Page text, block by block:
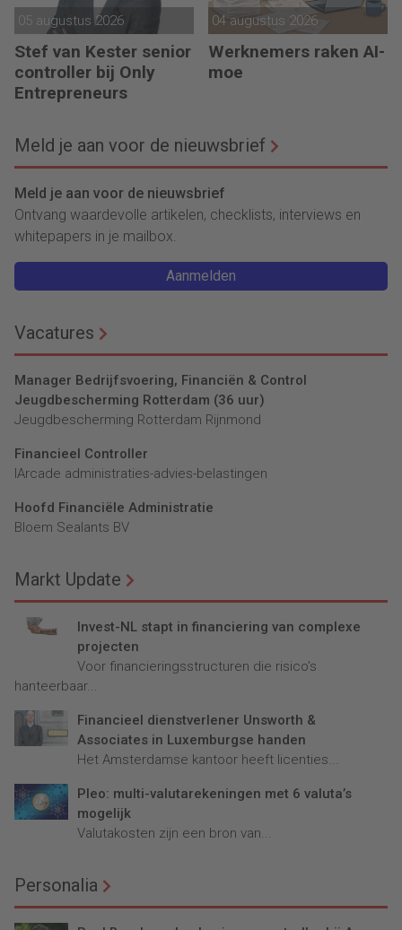
05 augustus 2026
Stef van Kester senior
controller bij Only
Entrepreneurs
04 augustus 2026
Werknemers raken AI-
moe
Meld je aan voor de nieuwsbrief
Meld je aan voor de nieuwsbrief
Ontvang waardevolle artikelen, checklists, interviews en
whitepapers in je mailbox.
Aanmelden
Vacatures
Manager Bedrijfsvoering, Financiën & Control
Jeugdbescherming Rotterdam (36 uur)
Jeugdbescherming Rotterdam Rijnmond
Financieel Controller
lArcade administraties-advies-belastingen
Hoofd Financiële Administratie
Bloem Sealants BV
Markt Update
Invest-NL stapt in financiering van complexe
projecten
Voor financieringsstructuren die risico’s
hanteerbaar...
Financieel dienstverlener Unsworth &
Associates in Luxemburgse handen
Het Amsterdamse kantoor heeft licenties...
Pleo: multi-valutarekeningen met 6 valuta’s
mogelijk
Valutakosten zijn een bron van...
Personalia